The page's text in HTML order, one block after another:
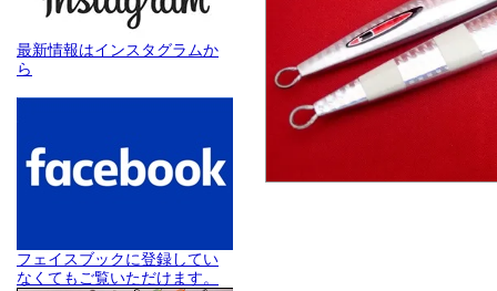
最新情報はインスタグラムか
ら
フェイスブックに登録してい
なくてもご覧いただけます。